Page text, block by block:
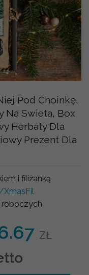
Pod Choinkę,
Na Swieta, Box
Herbaty Dla
Prezent Dla
i filiżanką
roboczych
ZŁ